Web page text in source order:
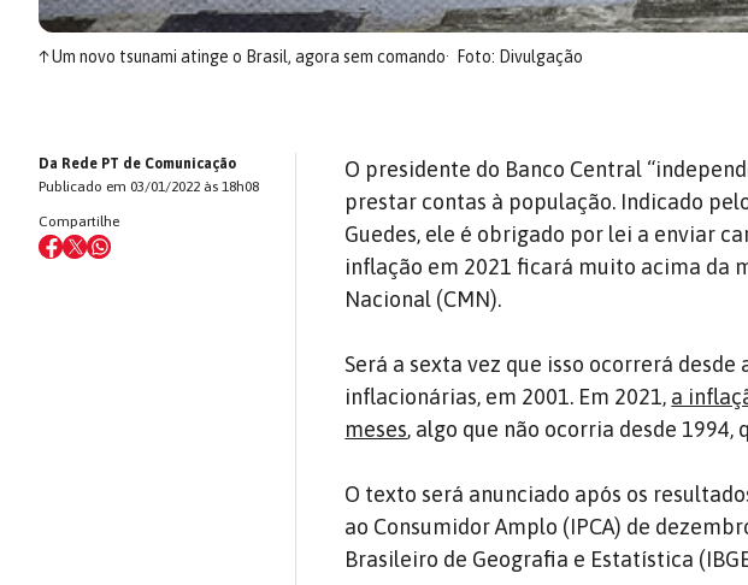
↑Um novo tsunami atinge o Brasil, agora sem comando Foto: Divulgação
Da Rede PT de Comunicação
Publicado em 03/01/2022 às 18h08
Compartilhe
O presidente do Banco Central
prestar contas à população. Indicado
Guedes, ele é obrigado por lei a enviar
inflação em 2021 ficará muito acima da
Nacional (CMN).
Será a sexta vez que isso ocorrerá
inflacionárias, em 2001. Em 2021, a
meses, algo que não ocorria desde
O texto será anunciado após os
ao Consumidor Amplo (IPCA) de
Brasileiro de Geografia e Estatística